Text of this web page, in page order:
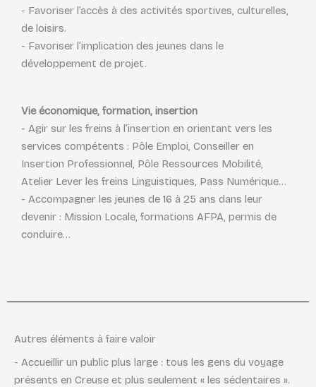
- Favoriser l’accès à des activités sportives, culturelles,
de loisirs.
- Favoriser l’implication des jeunes dans le
développement de projet.
Vie économique, formation, insertion
- Agir sur les freins à l’insertion en orientant vers les
services compétents : Pôle Emploi, Conseiller en
Insertion Professionnel, Pôle Ressources Mobilité,
Atelier Lever les freins Linguistiques, Pass Numérique…
- Accompagner les jeunes de 16 à 25 ans dans leur
devenir : Mission Locale, formations AFPA, permis de
conduire…
Autres éléments à faire valoir
- Accueillir un public plus large : tous les gens du voyage
présents en Creuse et plus seulement « les sédentaires ».